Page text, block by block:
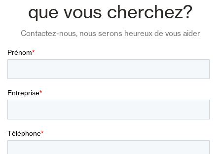
que vous cherchez?
Contactez-nous, nous serons heureux de vous aider